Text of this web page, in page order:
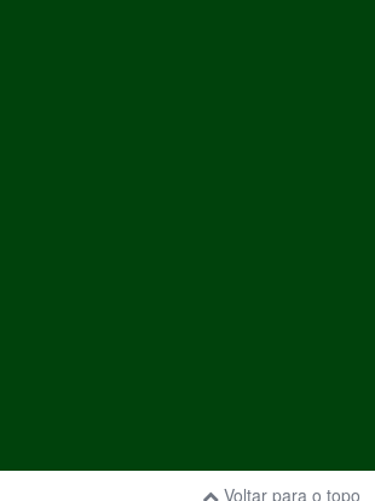
Voltar para o topo